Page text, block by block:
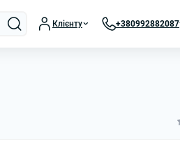
Клієнту +380992882087